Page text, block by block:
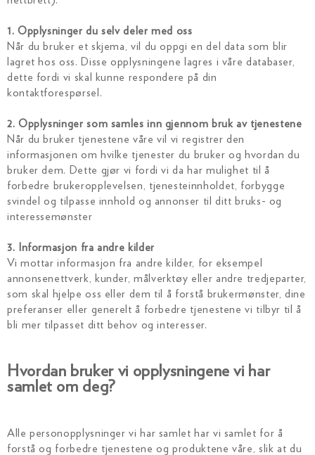
1. Opplysninger du selv deler med oss
Når du bruker et skjema, vil du oppgi en del data som blir
lagret hos oss. Disse opplysningene lagres i våre databaser,
dette fordi vi skal kunne respondere på din
kontaktforespørsel.
2. Opplysninger som samles inn gjennom bruk av tjenestene
Når du bruker tjenestene våre vil vi registrer den
informasjonen om hvilke tjenester du bruker og hvordan du
bruker dem. Dette gjør vi fordi vi da har mulighet til å
forbedre brukeropplevelsen, tjenesteinnholdet, forbygge
svindel og tilpasse innhold og annonser til ditt bruks- og
interessemønster
3. Informasjon fra andre kilder
Vi mottar informasjon fra andre kilder, for eksempel
annonsenettverk, kunder, målverktøy eller andre tredjeparter,
som skal hjelpe oss eller dem til å forstå brukermønster, dine
preferanser eller generelt å forbedre tjenestene vi tilbyr til å
bli mer tilpasset ditt behov og interesser.
Hvordan bruker vi opplysningene vi har
samlet om deg?
Alle personopplysninger vi har samlet har vi samlet for å
forstå og forbedre tjenestene og produktene våre, slik at du